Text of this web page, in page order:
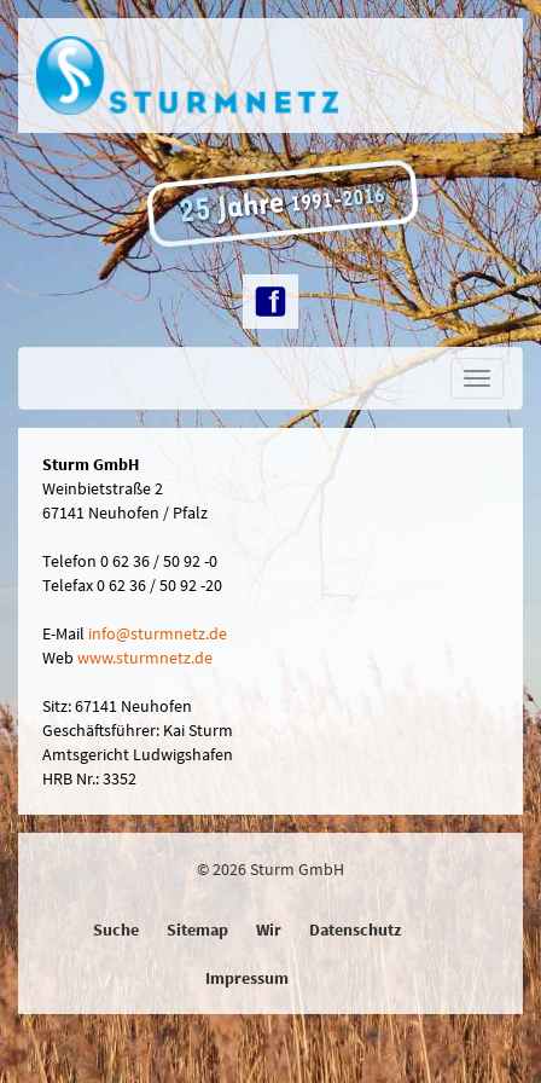
Toggle
Sturm GmbH
Weinbietstraße 2
67141 Neuhofen / Pfalz
Telefon 0 62 36 / 50 92 -0
Telefax 0 62 36 / 50 92 -20
E-Mail info@sturmnetz.de
Web www.sturmnetz.de
Sitz: 67141 Neuhofen
Geschäftsführer: Kai Sturm
Amtsgericht Ludwigshafen
HRB Nr.: 3352
© 2026 Sturm GmbH
Suche Sitemap Wir Datenschutz
Impressum